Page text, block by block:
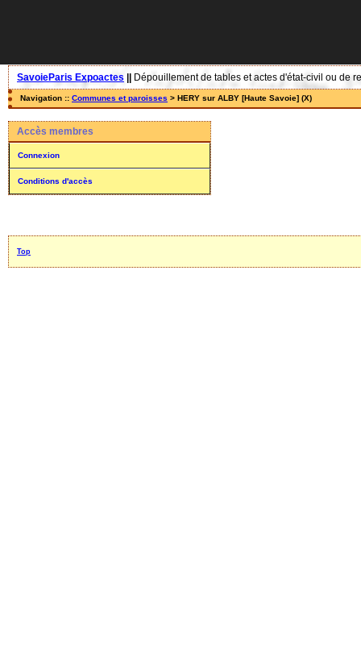
SavoieParis Expoactes Dépouillement de tables et actes d'état-civil ou de
Navigation :: Communes et paroisses > HERY sur ALBY [Haute Savoie] (X)
Accès membres
Connexion
Conditions d'accès
Top